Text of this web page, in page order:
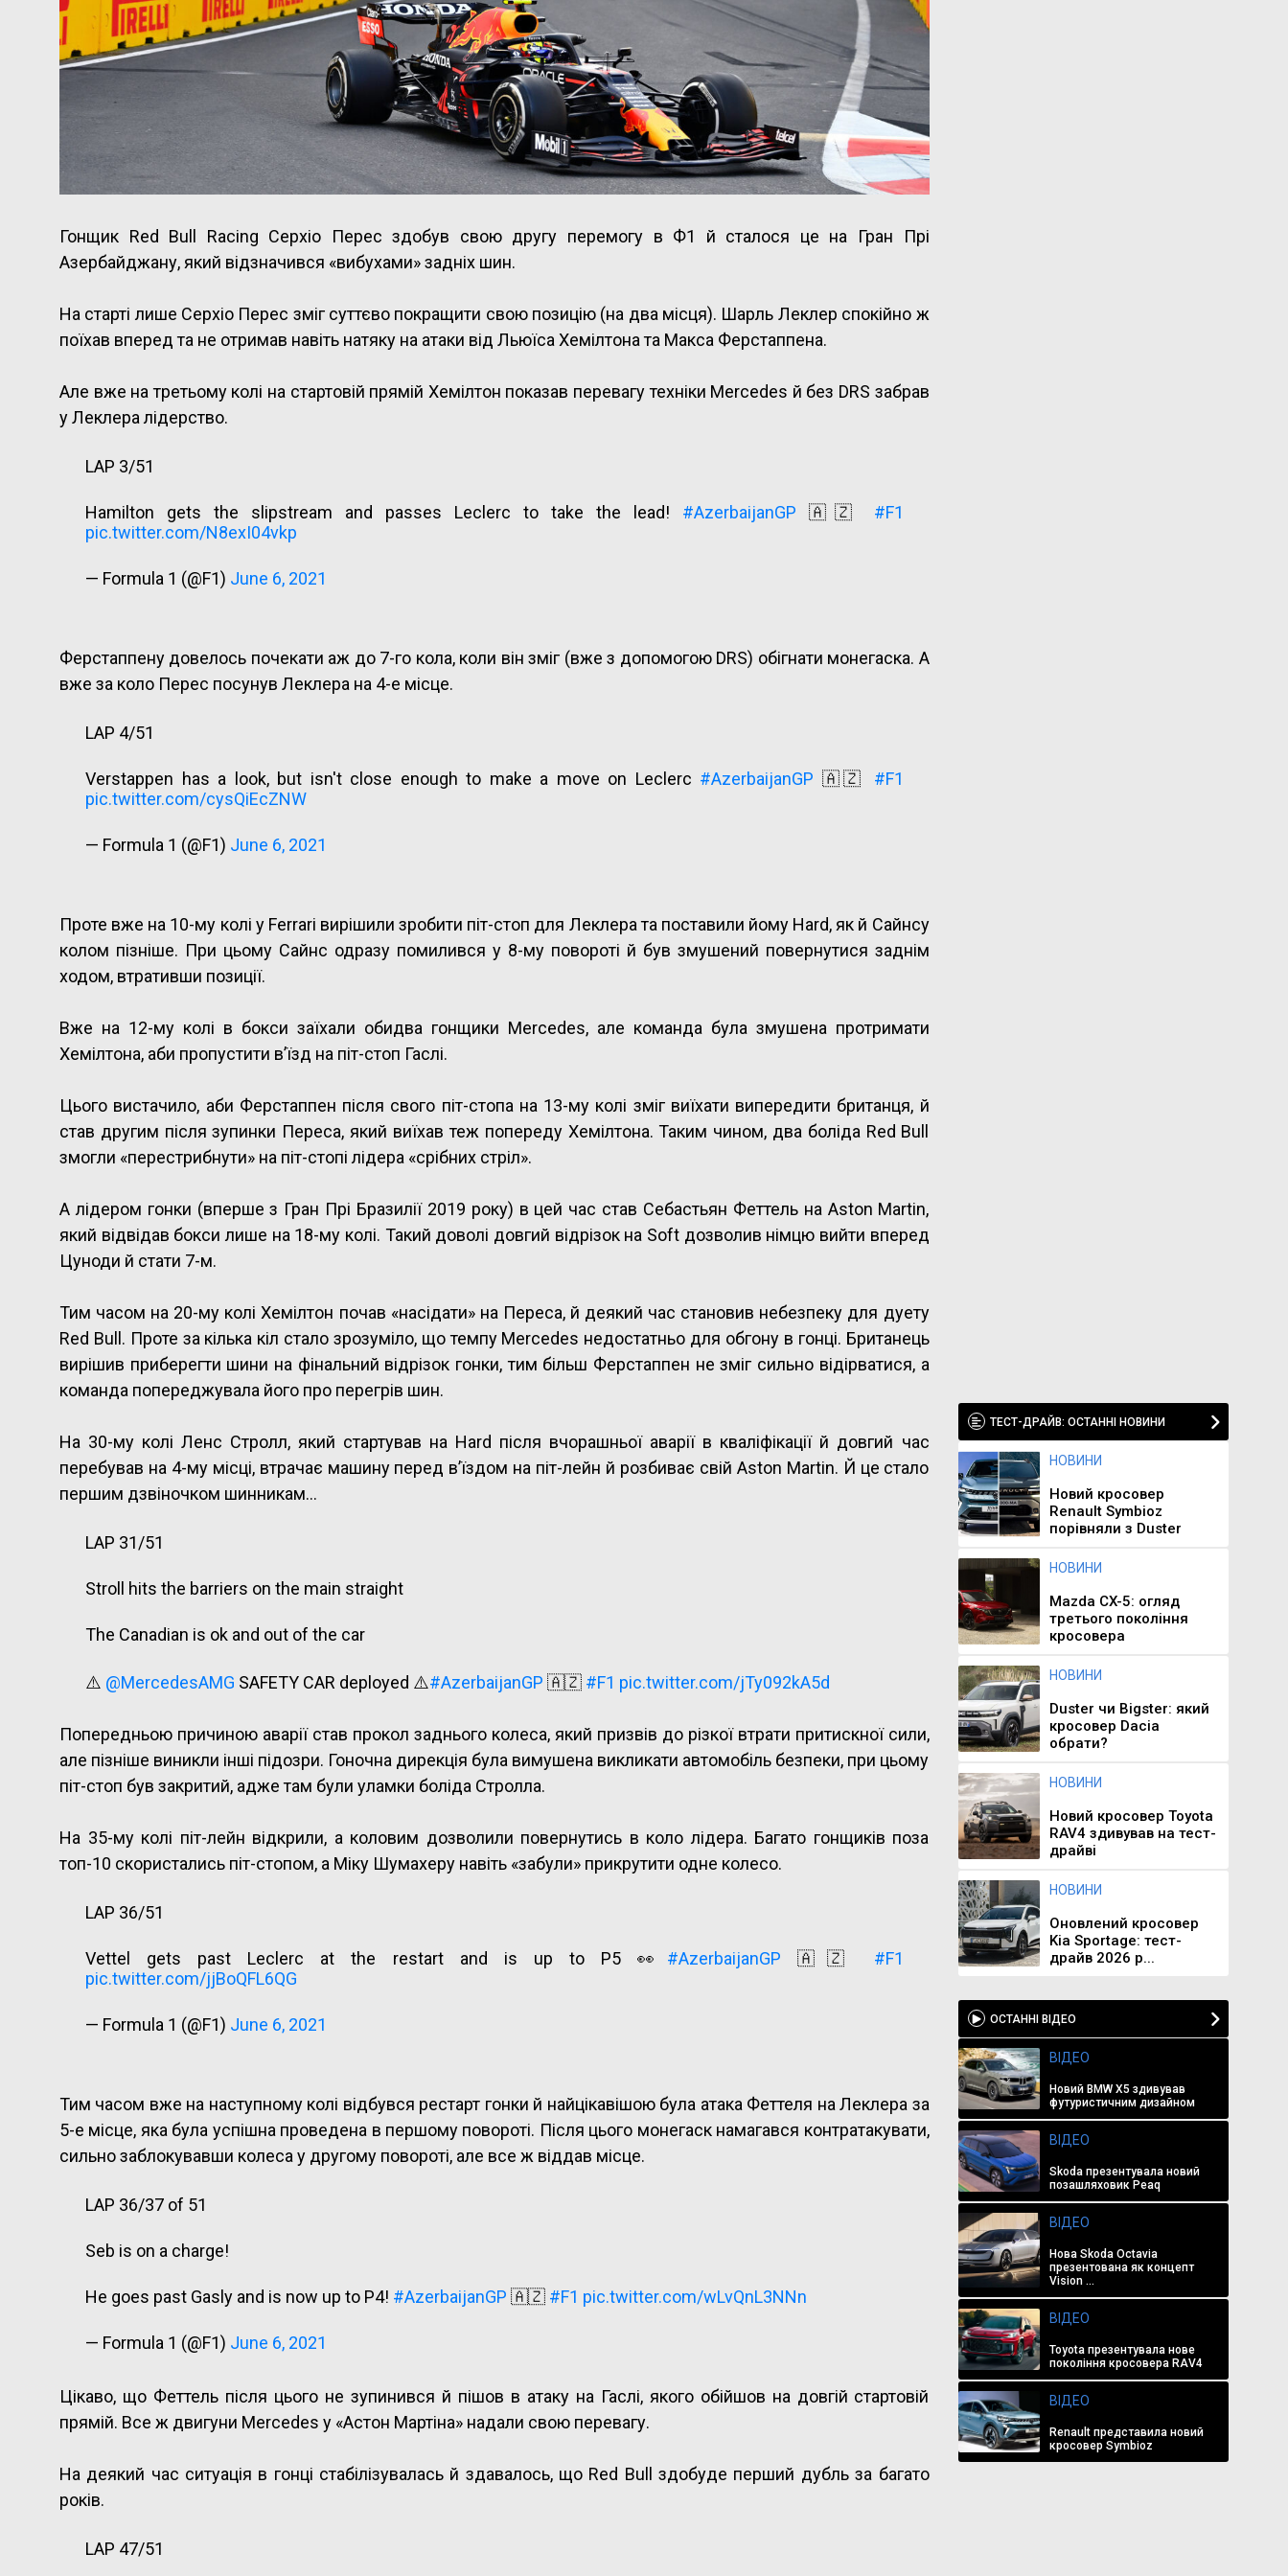
Гонщик Red Bull Racing Серхіо Перес здобув свою другу перемогу в Ф1 й сталося це на Гран Прі
Азербайджану, який відзначився «вибухами» задніх шин.
На старті лише Серхіо Перес зміг суттєво покращити свою позицію (на два місця). Шарль Леклер спокійно ж
поїхав вперед та не отримав навіть натяку на атаки від Льюїса Хемілтона та Макса Ферстаппена.
Але вже на третьому колі на стартовій прямій Хемілтон показав перевагу техніки Mercedes й без DRS забрав
у Леклера лідерство.
LAP 3/51
Hamilton gets the slipstream and passes Leclerc to take the lead! #AzerbaijanGP 🇦🇿 #F1
pic.twitter.com/N8exI04vkp
— Formula 1 (@F1) June 6, 2021
Ферстаппену довелось почекати аж до 7-го кола, коли він зміг (вже з допомогою DRS) обігнати монегаска. А
вже за коло Перес посунув Леклера на 4-е місце.
LAP 4/51
Verstappen has a look, but isn't close enough to make a move on Leclerc #AzerbaijanGP 🇦🇿 #F1
pic.twitter.com/cysQiEcZNW
— Formula 1 (@F1) June 6, 2021
Проте вже на 10-му колі у Ferrari вирішили зробити піт-стоп для Леклера та поставили йому Hard, як й Сайнсу
колом пізніше. При цьому Сайнс одразу помилився у 8-му повороті й був змушений повернутися заднім
ходом, втративши позиції.
Вже на 12-му колі в бокси заїхали обидва гонщики Mercedes, але команда була змушена протримати
Хемілтона, аби пропустити в’їзд на піт-стоп Гаслі.
Цього вистачило, аби Ферстаппен після свого піт-стопа на 13-му колі зміг виїхати випередити британця, й
став другим після зупинки Переса, який виїхав теж попереду Хемілтона. Таким чином, два боліда Red Bull
змогли «перестрибнути» на піт-стопі лідера «срібних стріл».
А лідером гонки (вперше з Гран Прі Бразилії 2019 року) в цей час став Себастьян Феттель на Aston Martin,
який відвідав бокси лише на 18-му колі. Такий доволі довгий відрізок на Soft дозволив німцю вийти вперед
Цуноди й стати 7-м.
Тим часом на 20-му колі Хемілтон почав «насідати» на Переса, й деякий час становив небезпеку для дуету
Red Bull. Проте за кілька кіл стало зрозуміло, що темпу Mercedes недостатньо для обгону в гонці. Британець
вирішив приберегти шини на фінальний відрізок гонки, тим більш Ферстаппен не зміг сильно відірватися, а
команда попереджувала його про перегрів шин.
На 30-му колі Ленс Стролл, який стартував на Hard після вчорашньої аварії в кваліфікації й довгий час
перебував на 4-му місці, втрачає машину перед в’їздом на піт-лейн й розбиває свій Aston Martin. Й це стало
першим дзвіночком шинникам…
LAP 31/51
Stroll hits the barriers on the main straight
The Canadian is ok and out of the car
⚠️ @MercedesAMG SAFETY CAR deployed ⚠️#AzerbaijanGP 🇦🇿 #F1 pic.twitter.com/jTy092kA5d
— Formula 1 (@F1)June 6, 2021
Попередньою причиною аварії став прокол заднього колеса, який призвів до різкої втрати притискної сили,
але пізніше виникли інші підозри. Гоночна дирекція була вимушена викликати автомобіль безпеки, при цьому
піт-стоп був закритий, адже там були уламки боліда Стролла.
На 35-му колі піт-лейн відкрили, а коловим дозволили повернутись в коло лідера. Багато гонщиків поза
топ-10 скористались піт-стопом, а Міку Шумахеру навіть «забули» прикрутити одне колесо.
LAP 36/51
Vettel gets past Leclerc at the restart and is up to P5 👀 #AzerbaijanGP 🇦🇿 #F1
pic.twitter.com/jjBoQFL6QG
— Formula 1 (@F1) June 6, 2021
Тим часом вже на наступному колі відбувся рестарт гонки й найцікавішою була атака Феттеля на Леклера за
5-е місце, яка була успішна проведена в першому повороті. Після цього монегаск намагався контратакувати,
сильно заблокувавши колеса у другому повороті, але все ж віддав місце.
LAP 36/37 of 51
Seb is on a charge!
He goes past Gasly and is now up to P4! #AzerbaijanGP 🇦🇿 #F1 pic.twitter.com/wLvQnL3NNn
— Formula 1 (@F1) June 6, 2021
Цікаво, що Феттель після цього не зупинився й пішов в атаку на Гаслі, якого обійшов на довгій стартовій
прямій. Все ж двигуни Mercedes у «Астон Мартіна» надали свою перевагу.
На деякий час ситуація в гонці стабілізувалась й здавалось, що Red Bull здобуде перший дубль за багато
років.
LAP 47/51
ТЕСТ-ДРАЙВ: ОСТАННІ НОВИНИ
НОВИНИ
Новий кросовер
Renault Symbioz
порівняли з Duster
НОВИНИ
Mazda CX-5: огляд
третього покоління
кросовера
НОВИНИ
Duster чи Bigster: який
кросовер Dacia
обрати?
НОВИНИ
Новий кросовер Toyota
RAV4 здивував на тест-
драйві
НОВИНИ
Оновлений кросовер
Kia Sportage: тест-
драйв 2026 р...
ОСТАННІ ВІДЕО
ВІДЕО
Новий BMW X5 здивував
футуристичним дизайном
ВІДЕО
Skoda презентувала новий
позашляховик Peaq
ВІДЕО
Нова Skoda Octavia
презентована як концепт
Vision ...
ВІДЕО
Toyota презентувала нове
покоління кросовера RAV4
ВІДЕО
Renault представила новий
кросовер Symbioz